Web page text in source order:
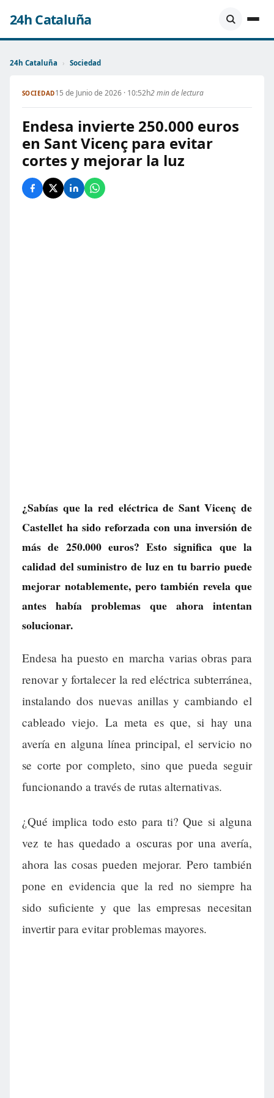
24h Cataluña
24h Cataluña › Sociedad
SOCIEDAD15 de Junio de 2026 · 10:52h2 min de lectura
Endesa invierte 250.000 euros
en Sant Vicenç para evitar
cortes y mejorar la luz
¿Sabías que la red eléctrica de Sant Vicenç de
Castellet ha sido reforzada con una inversión de
más de 250.000 euros? Esto significa que la
calidad del suministro de luz en tu barrio puede
mejorar notablemente, pero también revela que
antes había problemas que ahora intentan
solucionar.
Endesa ha puesto en marcha varias obras para
renovar y fortalecer la red eléctrica subterránea,
instalando dos nuevas anillas y cambiando el
cableado viejo. La meta es que, si hay una
avería en alguna línea principal, el servicio no
se corte por completo, sino que pueda seguir
funcionando a través de rutas alternativas.
¿Qué implica todo esto para ti? Que si alguna
vez te has quedado a oscuras por una avería,
ahora las cosas pueden mejorar. Pero también
pone en evidencia que la red no siempre ha
sido suficiente y que las empresas necesitan
invertir para evitar problemas mayores.